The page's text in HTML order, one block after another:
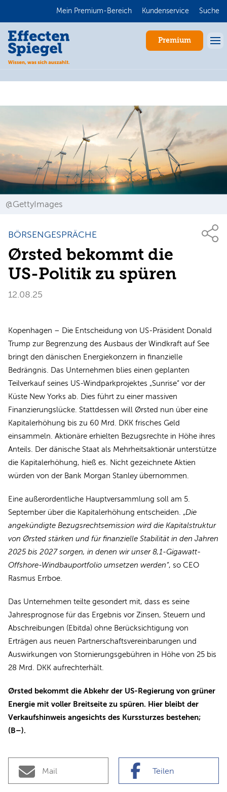
Mein Premium-Bereich Kundenservice Suche
Premium
@GettyImages
BÖRSENGESPRÄCHE
Ørsted bekommt die
US-Politik zu spüren
12.08.25
Kopenhagen – Die Entscheidung von US-Präsident Donald
Trump zur Begrenzung des Ausbaus der Windkraft auf See
bringt den dänischen Energiekonzern in finanzielle
Bedrängnis. Das Unternehmen blies einen geplanten
Teilverkauf seines US-Windparkprojektes „Sunrise“ vor der
Küste New Yorks ab. Dies führt zu einer massiven
Finanzierungslücke. Stattdessen will Ørsted nun über eine
Kapitalerhöhung bis zu 60 Mrd. DKK frisches Geld
einsammeln. Aktionäre erhielten Bezugsrechte in Höhe ihres
Anteils. Der dänische Staat als Mehrheitsaktionär unterstütze
die Kapitalerhöhung, hieß es. Nicht gezeichnete Aktien
würden von der Bank Morgan Stanley übernommen.
Eine außerordentliche Hauptversammlung soll am 5.
September über die Kapitalerhöhung entscheiden. „Die
angekündigte Bezugsrechtsemission wird die Kapitalstruktur
von Ørsted stärken und für finanzielle Stabilität in den Jahren
2025 bis 2027 sorgen, in denen wir unser 8,1-Gigawatt-
Offshore-Windbauportfolio umsetzen werden“, so CEO
Rasmus Errboe.
Das Unternehmen teilte gesondert mit, dass es seine
Jahresprognose für das Ergebnis vor Zinsen, Steuern und
Abschreibungen (Ebitda) ohne Berücksichtigung von
Erträgen aus neuen Partnerschaftsvereinbarungen und
Auswirkungen von Stornierungsgebühren in Höhe von 25 bis
28 Mrd. DKK aufrechterhält.
Ørsted bekommt die Abkehr der US-Regierung von grüner
Energie mit voller Breitseite zu spüren. Hier bleibt der
Verkaufshinweis angesichts des Kurssturzes bestehen;
(B–).
Mail Teilen
Anmelden